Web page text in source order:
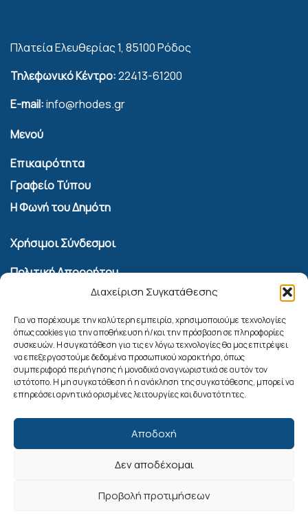
Διαχείριση Συγκατάθεσης
Για να παρέχουμε την καλύτερη εμπειρία, χρησιμοποιούμε τεχνολογίες
όπως cookies για την αποθήκευση ή/και την πρόσβαση σε πληροφορίες
συσκευών. Η συγκατάθεση για τις εν λόγω τεχνολογίες θα μας επιτρέψει
να επεξεργαστούμε δεδομένα προσωπικού χαρακτήρα, όπως
συμπεριφορά περιήγησης ή μοναδικά αναγνωριστικά σε αυτόν τον
ιστότοπο. Η μη συγκατάθεση ή η ανάκληση της συγκατάθεσης, μπορεί να
επηρεάσει αρνητικά ορισμένες λειτουργίες και δυνατότητες.
Αποδοχή
Δεν αποδέχομαι
Προβολή προτιμήσεων
Πλατεία Ελευθερίας 1, 85100 Ρόδος
Τηλεφωνικό Κέντρο:22413-61200
E-mail:info@rhodes.gr
Μενού
Επικαιρότητα
Γραφείο Τύπου
Η Φωνή του Δημότη
Χρήσιμοι Σύνδεσμοι
Πολιτική Απορρήτου
Όροι Χρήσης Υπηρεσίας Επικοινωνίας
Πολιτική Cookies (ΕΕ)
Αναζήτηση